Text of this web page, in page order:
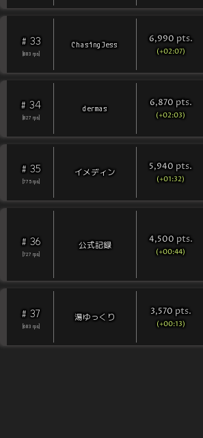
# 33
[883 rps
ChasingJess 6,990 pts.
(+02:07)
# 34
[827 rps
dermas 6,870 pts.
(+02:03)
# 35
[775 rps
イメディン 5,940 pts.
(+01:32)
# 36
[727 rps
公式記録 4,500 pts.
(+00:44)
# 37
[683 rps
湯ゆっくり 3,570 pts.
(+00:13)